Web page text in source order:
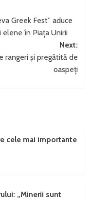
Greek Fest” aduce
elene în Piața Unirii
Next:
rangeri și pregătită de
oaspeți
cele mai importante
„Minerii sunt